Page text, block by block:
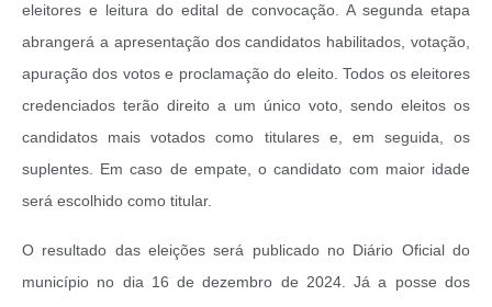
eleitores e leitura do edital de convocação. A segunda etapa
abrangerá a apresentação dos candidatos habilitados, votação,
apuração dos votos e proclamação do eleito. Todos os eleitores
credenciados terão direito a um único voto, sendo eleitos os
candidatos mais votados como titulares e, em seguida, os
suplentes. Em caso de empate, o candidato com maior idade
será escolhido como titular.
O resultado das eleições será publicado no Diário Oficial do
município no dia 16 de dezembro de 2024. Já a posse dos